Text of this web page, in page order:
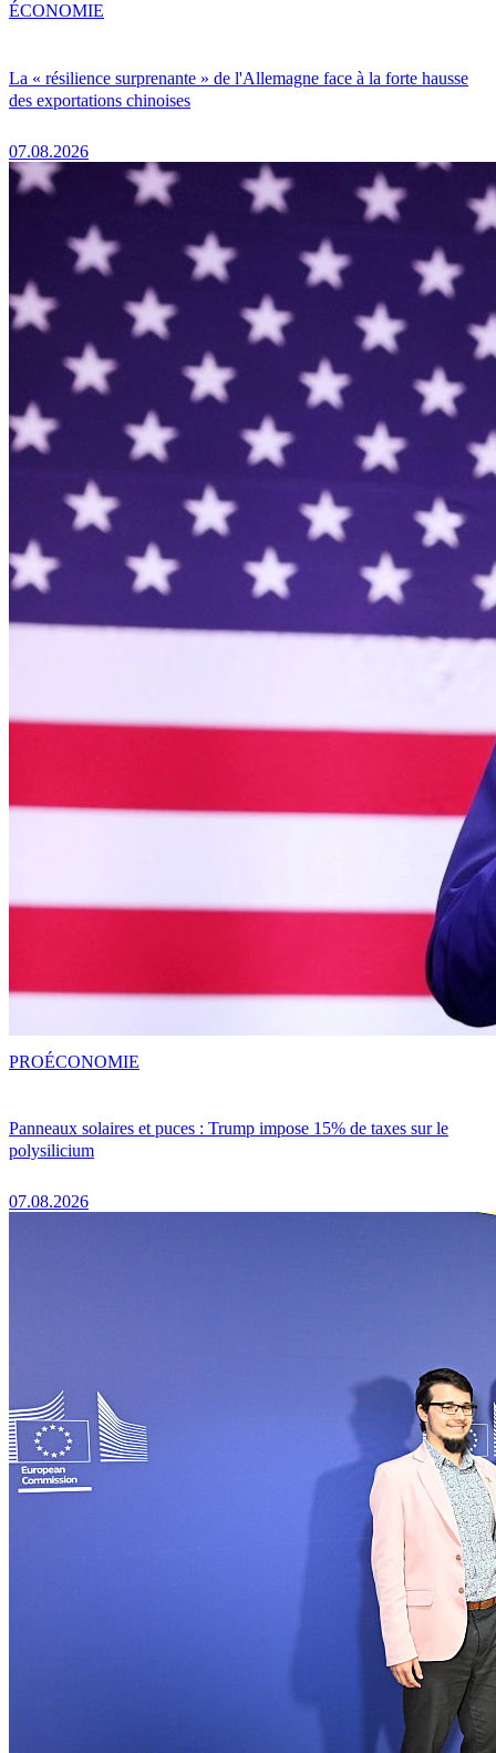
La « résilience surprenante » de l'Allemagne face à la forte hausse
des exportations chinoises
07.08.2026
ÉCONOMIE
Panneaux solaires et puces : Trump impose 15% de taxes sur le
polysilicium
07.08.2026
PROÉCONOMIE